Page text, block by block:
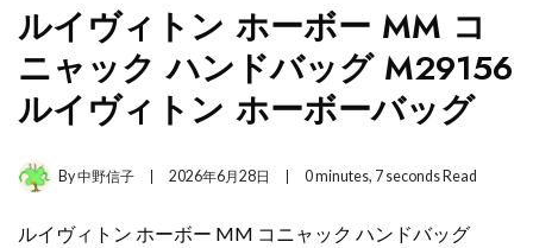
ルイヴィトン ホーボー MM コ
ニャック ハンドバッグ M29156
ルイヴィトン ホーボーバッグ
By中野信子 2026年6月28日 0 minutes, 7 seconds Read
ルイヴィトン ホーボー MM コニャック ハンドバッグ